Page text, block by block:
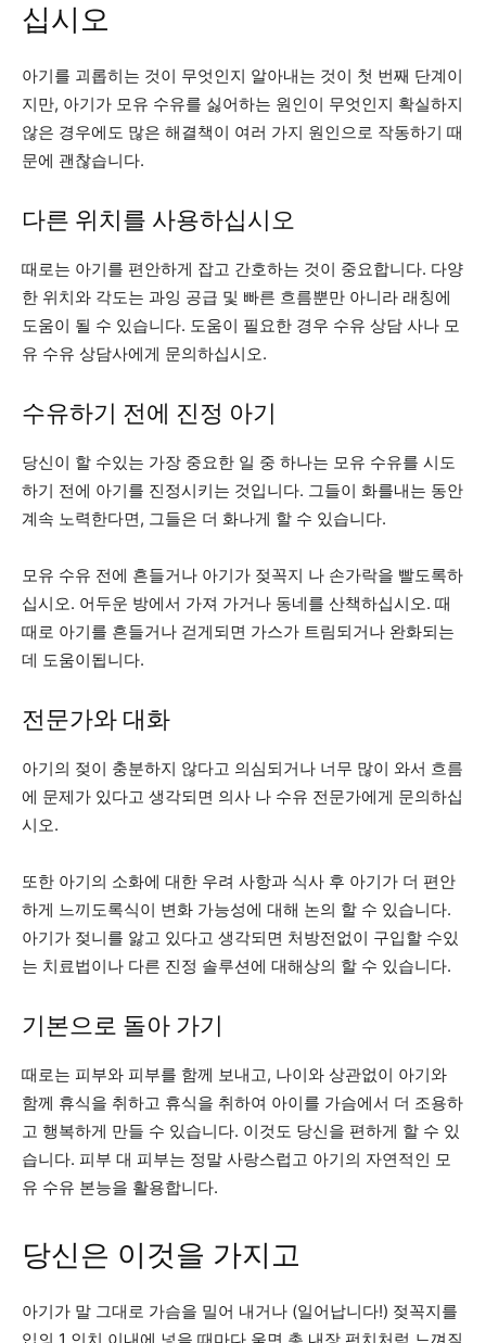
십시오
아기를 괴롭히는 것이 무엇인지 알아내는 것이 첫 번째 단계이
지만, 아기가 모유 수유를 싫어하는 원인이 무엇인지 확실하지
않은 경우에도 많은 해결책이 여러 가지 원인으로 작동하기 때
문에 괜찮습니다.
다른 위치를 사용하십시오
때로는 아기를 편안하게 잡고 간호하는 것이 중요합니다. 다양
한 위치와 각도는 과잉 공급 및 빠른 흐름뿐만 아니라 래칭에
도움이 될 수 있습니다. 도움이 필요한 경우 수유 상담 사나 모
유 수유 상담사에게 문의하십시오.
수유하기 전에 진정 아기
당신이 할 수있는 가장 중요한 일 중 하나는 모유 수유를 시도
하기 전에 아기를 진정시키는 것입니다. 그들이 화를내는 동안
계속 노력한다면, 그들은 더 화나게 할 수 있습니다.
모유 수유 전에 흔들거나 아기가 젖꼭지 나 손가락을 빨도록하
십시오. 어두운 방에서 가져 가거나 동네를 산책하십시오. 때
때로 아기를 흔들거나 걷게되면 가스가 트림되거나 완화되는
데 도움이됩니다.
전문가와 대화
아기의 젖이 충분하지 않다고 의심되거나 너무 많이 와서 흐름
에 문제가 있다고 생각되면 의사 나 수유 전문가에게 문의하십
시오.
또한 아기의 소화에 대한 우려 사항과 식사 후 아기가 더 편안
하게 느끼도록식이 변화 가능성에 대해 논의 할 수 있습니다.
아기가 젖니를 앓고 있다고 생각되면 처방전없이 구입할 수있
는 치료법이나 다른 진정 솔루션에 대해상의 할 수 있습니다.
기본으로 돌아 가기
때로는 피부와 피부를 함께 보내고, 나이와 상관없이 아기와
함께 휴식을 취하고 휴식을 취하여 아이를 가슴에서 더 조용하
고 행복하게 만들 수 있습니다. 이것도 당신을 편하게 할 수 있
습니다. 피부 대 피부는 정말 사랑스럽고 아기의 자연적인 모
유 수유 본능을 활용합니다.
당신은 이것을 가지고
아기가 말 그대로 가슴을 밀어 내거나 (일어납니다!) 젖꼭지를